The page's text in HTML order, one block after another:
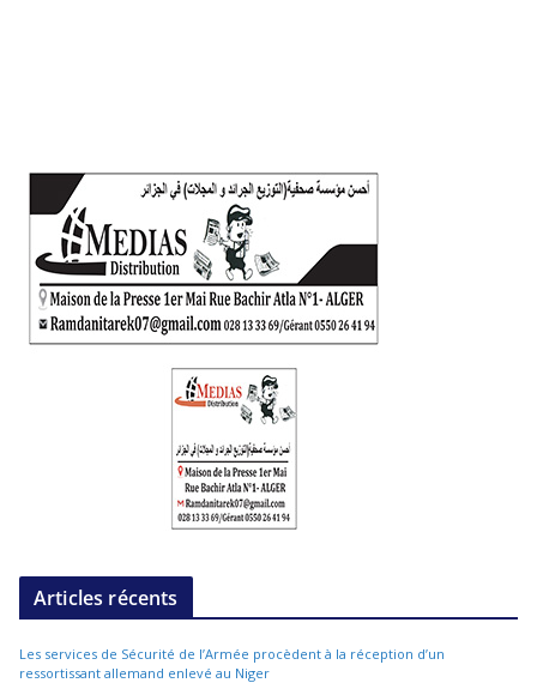
Articles récents
Les services de Sécurité de l’Armée procèdent à la réception d’un
ressortissant allemand enlevé au Niger